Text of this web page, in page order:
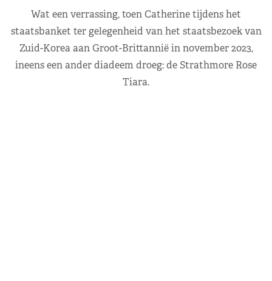
Wat een verrassing, toen Catherine tijdens het
staatsbanket ter gelegenheid van het staatsbezoek van
Zuid-Korea aan Groot-Brittannië in november 2023,
ineens een ander diadeem droeg: de Strathmore Rose
Tiara.